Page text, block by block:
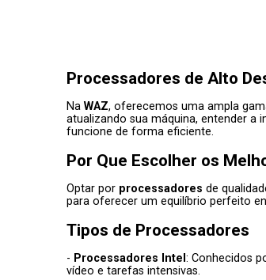
Processadores de Alto
Na WAZ, oferecemos uma ampla
atualizando sua máquina, entender a
funcione de forma eficiente.
Por Que Escolher os
Optar por processadores de
para oferecer um equilíbrio perfeito
Tipos de Processadores
- Processadores Intel : Conhecidos
vídeo e tarefas intensivas.